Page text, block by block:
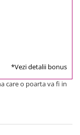
*Vezi detalii bonus
care o poarta va fi in